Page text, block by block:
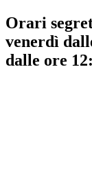
Orari
venerdì
dalle ore